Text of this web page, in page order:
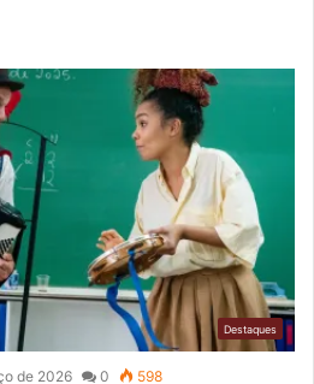
Destaques
de 2026 0 598